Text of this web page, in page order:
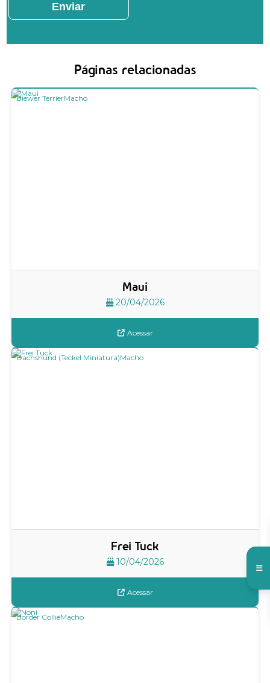
Páginas relacionadas
Maui
20/04/2026
Biewer TerrierMacho
Acessar
Frei Tuck
10/04/2026
Dachshund (Teckel Miniatura)Macho
Acessar
Border CollieMacho